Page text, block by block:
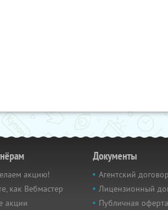
акцию!
как Вебмастер
акции
Документы
Агентский договор
Лицензионный
Публичная оферта